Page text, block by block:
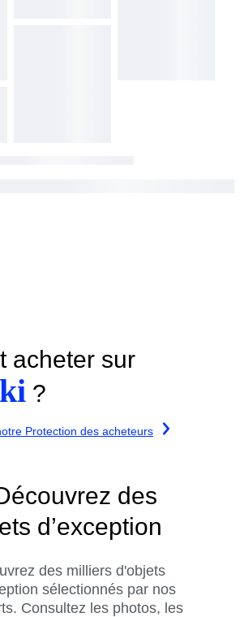
acheter sur
?
Protection des acheteurs
des
d’exception
des milliers d'objets
sélectionnés par nos
Consultez les photos, les